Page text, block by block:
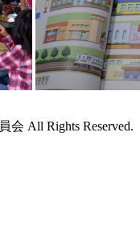
会 All Rights Reserved.